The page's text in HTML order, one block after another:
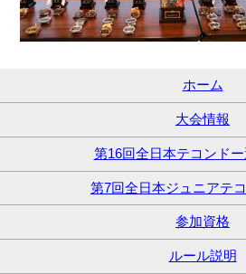
ホーム
大会情報
第16回全日本テコンド
第7回全日本ジュニアテ
参加資格
ルール説明